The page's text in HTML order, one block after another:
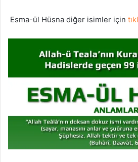
Esma-ül Hüsna diğer isimler için